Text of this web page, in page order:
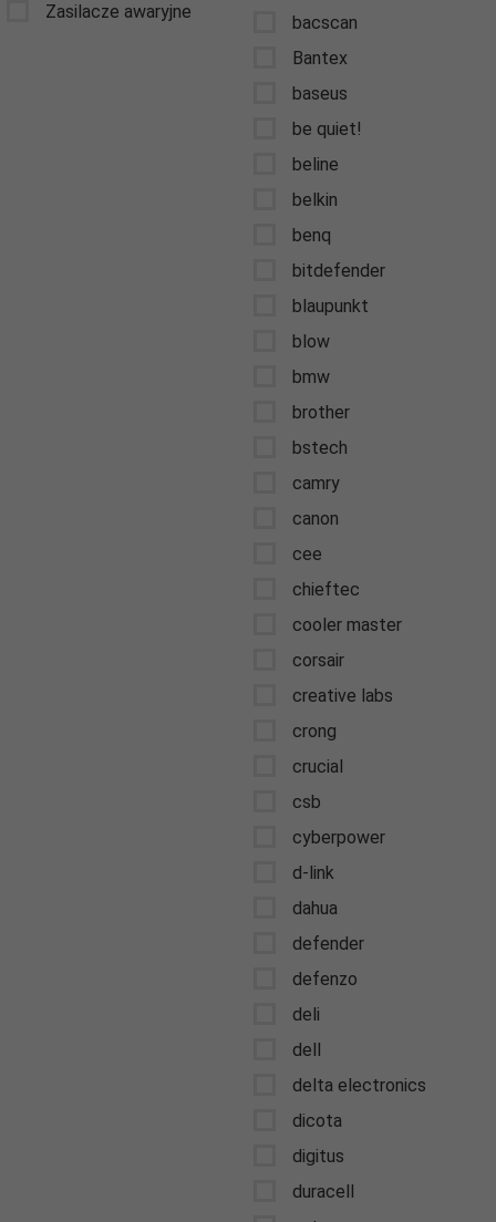
Zasilacze awaryjne
bacscan
Bantex
baseus
be quiet!
beline
belkin
benq
bitdefender
blaupunkt
blow
bmw
brother
bstech
camry
canon
cee
chieftec
cooler master
corsair
creative labs
crong
crucial
csb
cyberpower
d-link
dahua
defender
defenzo
deli
dell
delta electronics
dicota
digitus
duracell